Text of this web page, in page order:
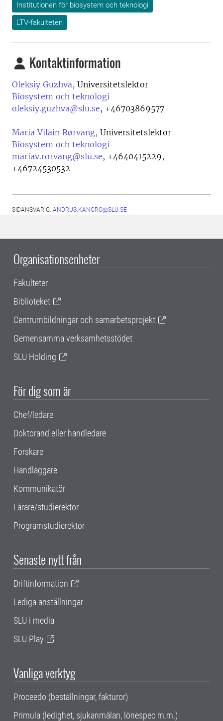
Institutionen för biosystem och teknologi
LTV-fakulteten
Kontaktinformation
Oleksiy Guzhva, Universitetslektor
Biosystem och teknologi
oleksiy.guzhva@slu.se, +46703869577
Maria Vilain Rørvang, Universitetslektor
Biosystem och teknologi
mariav.rorvang@slu.se, +4640415229,
+46724530532
SIDANSVARIG: ANDRUS.KANGRO@SLU.SE
Organisationsenheter
Fakulteter
Biblioteket
Centrumbildningar och samarbetsprojekt
Gemensamma verksamhetsstödet
SLU Holding
För dig som är
Chef/ledare
Doktorand eller handledare
Forskare
Handläggare
Kommunikatör
Lärare/studierektor
Programstudierektor
Senaste nytt från
Driftinformation
Lediga anställningar
SLU i media
SLU Play
Vanliga verktyg
Proceedo (beställningar, fakturor)
Primula (ledighet, sjukanmälan, lönespec m.m.)